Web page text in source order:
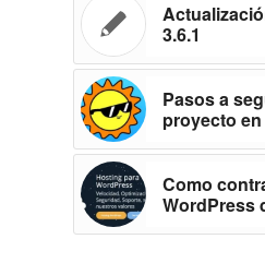
3.6.1
Pasos a
proyecto
Como
WordPress